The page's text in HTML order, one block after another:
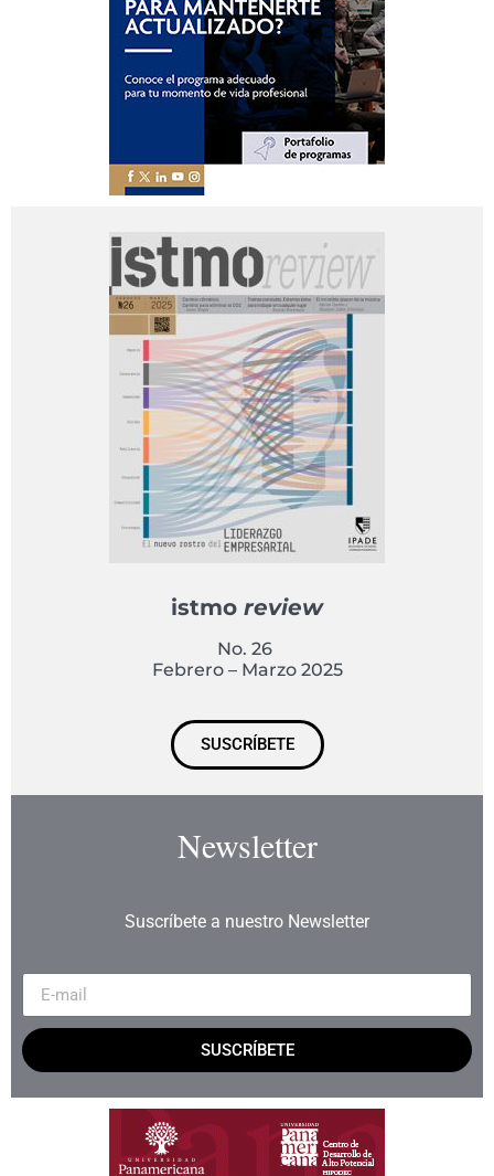
istmo review
No. 26
Febrero – Marzo 2025
SUSCRÍBETE
Newsletter
Suscríbete a nuestro Newsletter
SUSCRÍBETE